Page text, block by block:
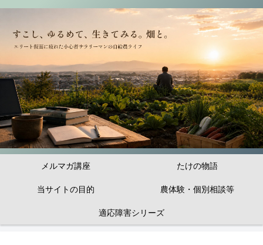
メルマガ講座 たけの物語
当サイトの目的 農体験・個別相談等
適応障害シリーズ